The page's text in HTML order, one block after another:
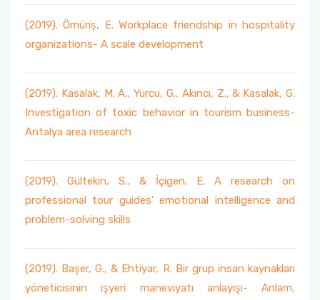
(2019). Ömüriş, E. Workplace friendship in hospitality
organizations- A scale development
(2019). Kasalak, M. A., Yurcu, G., Akıncı, Z., & Kasalak, G.
Investigation of toxic behavior in tourism business-
Antalya area research
(2019). Gültekin, S., & İçigen, E. A research on
professional tour guides' emotional intelligence and
problem-solving skills
(2019). Başer, G., & Ehtiyar, R. Bir grup insan kaynakları
yöneticisinin işyeri maneviyatı anlayışı- Anlam,